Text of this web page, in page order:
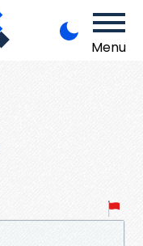
Menu